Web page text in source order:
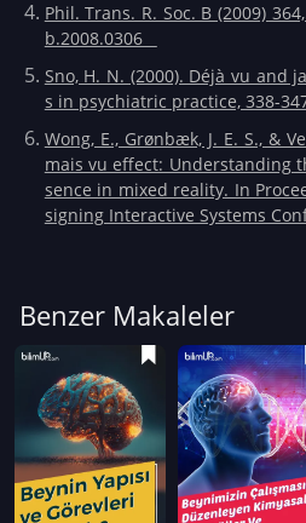
Phil. Trans. R. Soc. B (2009)
b.2008.0306
Sno, H. N. (2000). Déjà vu and
s in psychiatric practice, 338-
Wong, E., Grønbæk, J. E. S., &
mais vu effect: Understanding
sence in mixed reality. In
signing Interactive Systems
Benzer Makaleler